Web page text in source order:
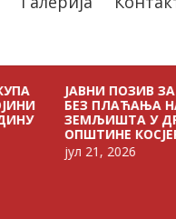
ЈАВНИ ПОЗИВ ЗА
БЕЗ ПЛАЋАЊА
ЗЕМЉИШТА У ДРЖАВНОЈ
ОПШТИНЕ КОСЈЕРИЋ ЗА
јул 21, 2026